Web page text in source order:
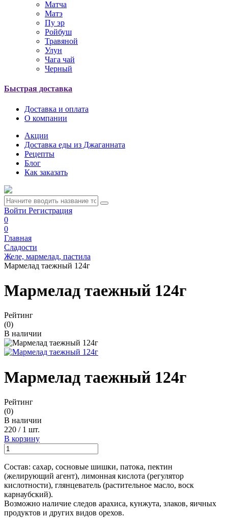
Матча
Матэ
Пу эр
Ройбуш
Травяной
Улун
Чага чай
Черный
Быстрая доставка
Доставка и оплата
О компании
Акции
Доставка еды из Джаганната
Рецепты
Блог
Как заказать
Войти Регистрация
0
0
Главная
Сладости
Желе, мармелад, пастила
Мармелад таежный 124г
Мармелад таежный 124г
Рейтинг
(0)
В наличии
Мармелад таежный 124г
Рейтинг
(0)
В наличии
220 / 1 шт.
В корзину
Состав: сахар, сосновые шишки, патока, пектин
(желирующий агент), лимонная кислота (регулятор
кислотности), глянцеватель (растительное масло, воск
карнаубский).
Возможно наличие следов арахиса, кунжута, злаков, яичных
продуктов и других видов орехов.